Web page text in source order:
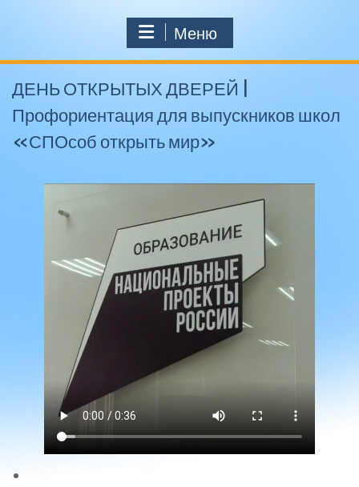
Меню
ДЕНЬ ОТКРЫТЫХ ДВЕРЕЙ |
Профориентация для выпускников школ
«СПОсоб открыть мир»